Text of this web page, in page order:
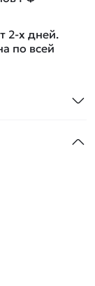
2-х дней.
по всей